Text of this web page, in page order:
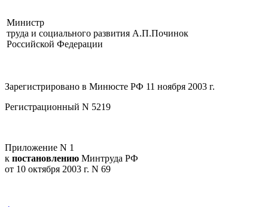
Министр
труда и социального развития
Российской Федерации
А.П.Починок
Зарегистрировано в Минюсте РФ 11 ноября 2003 г.
Регистрационный N 5219
Приложение N 1
к постановлению Минтруда РФ
от 10 октября 2003 г. N 69